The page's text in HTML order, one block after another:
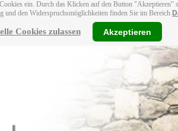
ein. Durch das Klicken auf den Button
und den Widerspruchsmöglichkeiten finden Sie im Bereich
Cookies zulassen Akzeptieren